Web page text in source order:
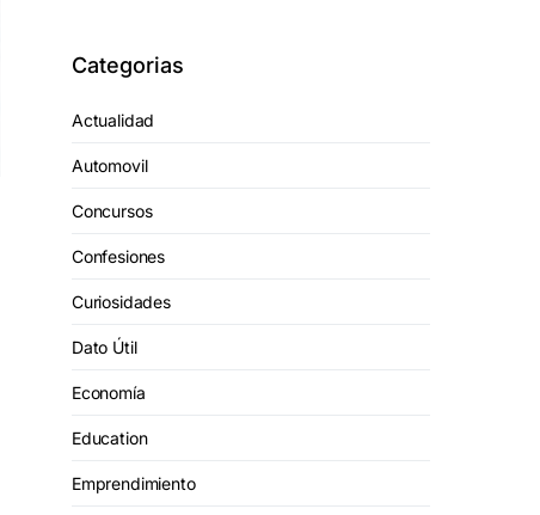
Categorias
Actualidad
Automovil
Concursos
Confesiones
Curiosidades
Dato Útil
Economía
Education
Emprendimiento